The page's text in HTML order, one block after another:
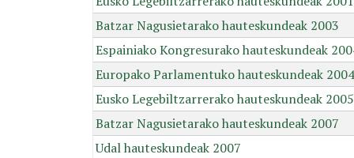
Batzar Nagusietarako hauteskundeak 2003
Espainiako Kongresurako hauteskundeak
Europako Parlamentuko hauteskundeak 2004
Eusko Legebiltzarrerako hauteskundeak 2005
Batzar Nagusietarako hauteskundeak 2007
Udal hauteskundeak 2007